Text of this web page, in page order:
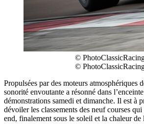
©
©
Propulsées par des moteurs atmosphériques
sonorité envoutante a résonné dans
démonstrations samedi et dimanche. Il est à
dévoiler les classements des neuf courses
end, finalement sous le soleil et la chaleur